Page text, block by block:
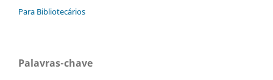
Para Bibliotecários
Palavras-chave